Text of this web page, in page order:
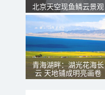
北京天空现鱼鳞云景观
青海湖畔：湖光花海长
云 天地铺成明亮画卷